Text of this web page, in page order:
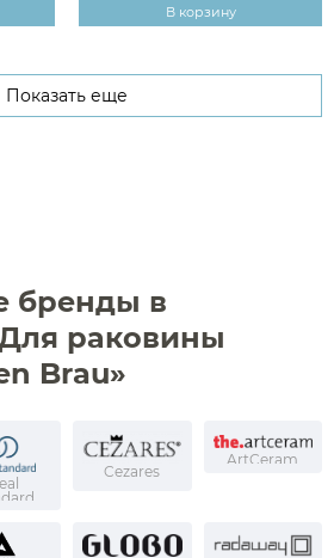
В корзину
Показать еще
бренды в
раковины
Brau»
Cezares
ArtCeram